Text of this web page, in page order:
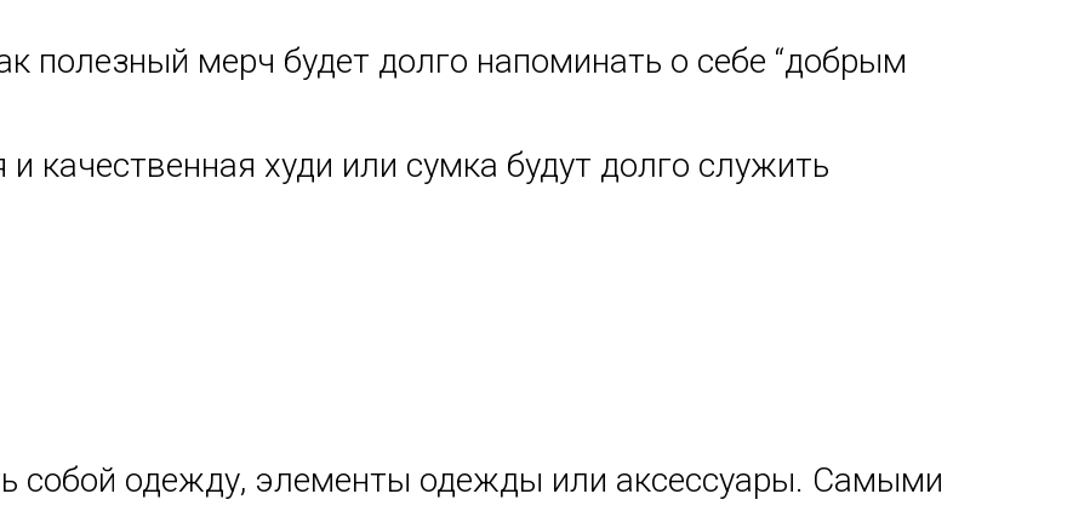
полезный мерч будет долго напоминать о себе “добрым
качественная худи или сумка будут долго служить
собой одежду, элементы одежды или аксессуары. Самыми